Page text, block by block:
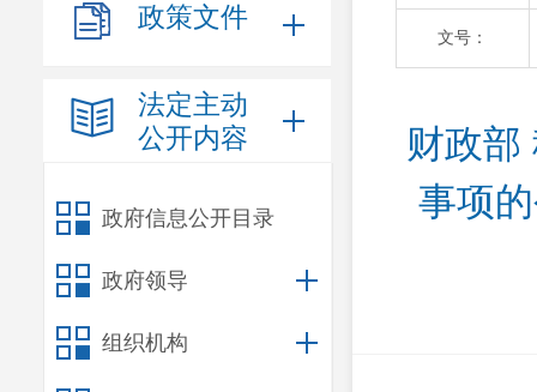
政策文件
法定主动
公开内容
政府信息公开目录
政府领导
组织机构
文号：
财政部
事项